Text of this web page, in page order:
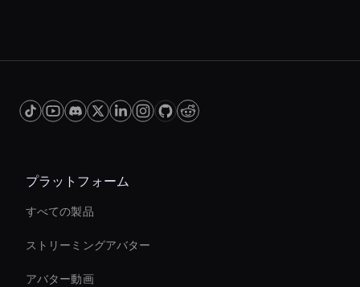
プラットフォーム
すべての製品
ストリーミングアバター
アバター動画